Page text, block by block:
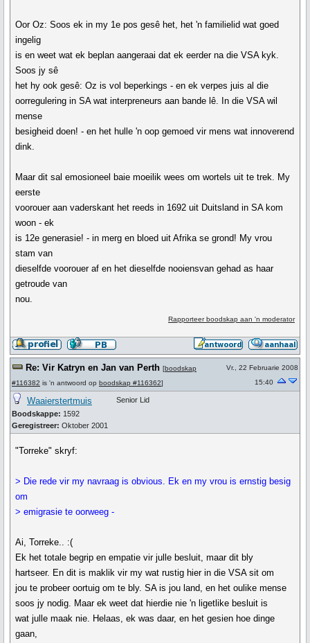
Oor Oz: Soos ek in my 1e pos gesê het, het 'n familielid wat goed
ingelig
is en weet wat ek beplan aangeraai dat ek eerder na die VSA kyk.
Soos jy sê
het hy ook gesê: Oz is vol beperkings - en ek verpes juis al die
oorregulering in SA wat interpreneurs aan bande lê. In die VSA wil
mense
besigheid doen! - en het hulle 'n oop gemoed vir mens wat innoverend
dink.
Maar dit sal emosioneel baie moeilik wees om wortels uit te trek. My
eerste
voorouer aan vaderskant het reeds in 1692 uit Duitsland in SA kom
woon - ek
is 12e generasie! - in merg en bloed uit Afrika se grond! My vrou
stam van
dieselfde voorouer af en het dieselfde nooiensvan gehad as haar
getroude van
nou.
Rapporteer boodskap aan 'n moderator
Re: Vir Katryn en Jan van Perth [boodskap
#116382 is 'n antwoord op boodskap #116362]
Vr., 22 Februarie 2008
15:40
Waaierstertmuis
Boodskappe: 1592
Geregistreer: Oktober 2001
Senior Lid
"Torreke" skryf:
> Die rede vir my navraag is obvious. Ek en my vrou is ernstig besig
om
> emigrasie te oorweeg -
Ai, Torreke.. :(
Ek het totale begrip en empatie vir julle besluit, maar dit bly
hartseer. En dit is maklik vir my wat rustig hier in die VSA sit om
jou te probeer oortuig om te bly. SA is jou land, en het oulike mense
soos jy nodig. Maar ek weet dat hierdie nie 'n ligetlike besluit is
wat julle maak nie. Helaas, ek was daar, en het gesien hoe dinge
gaan,